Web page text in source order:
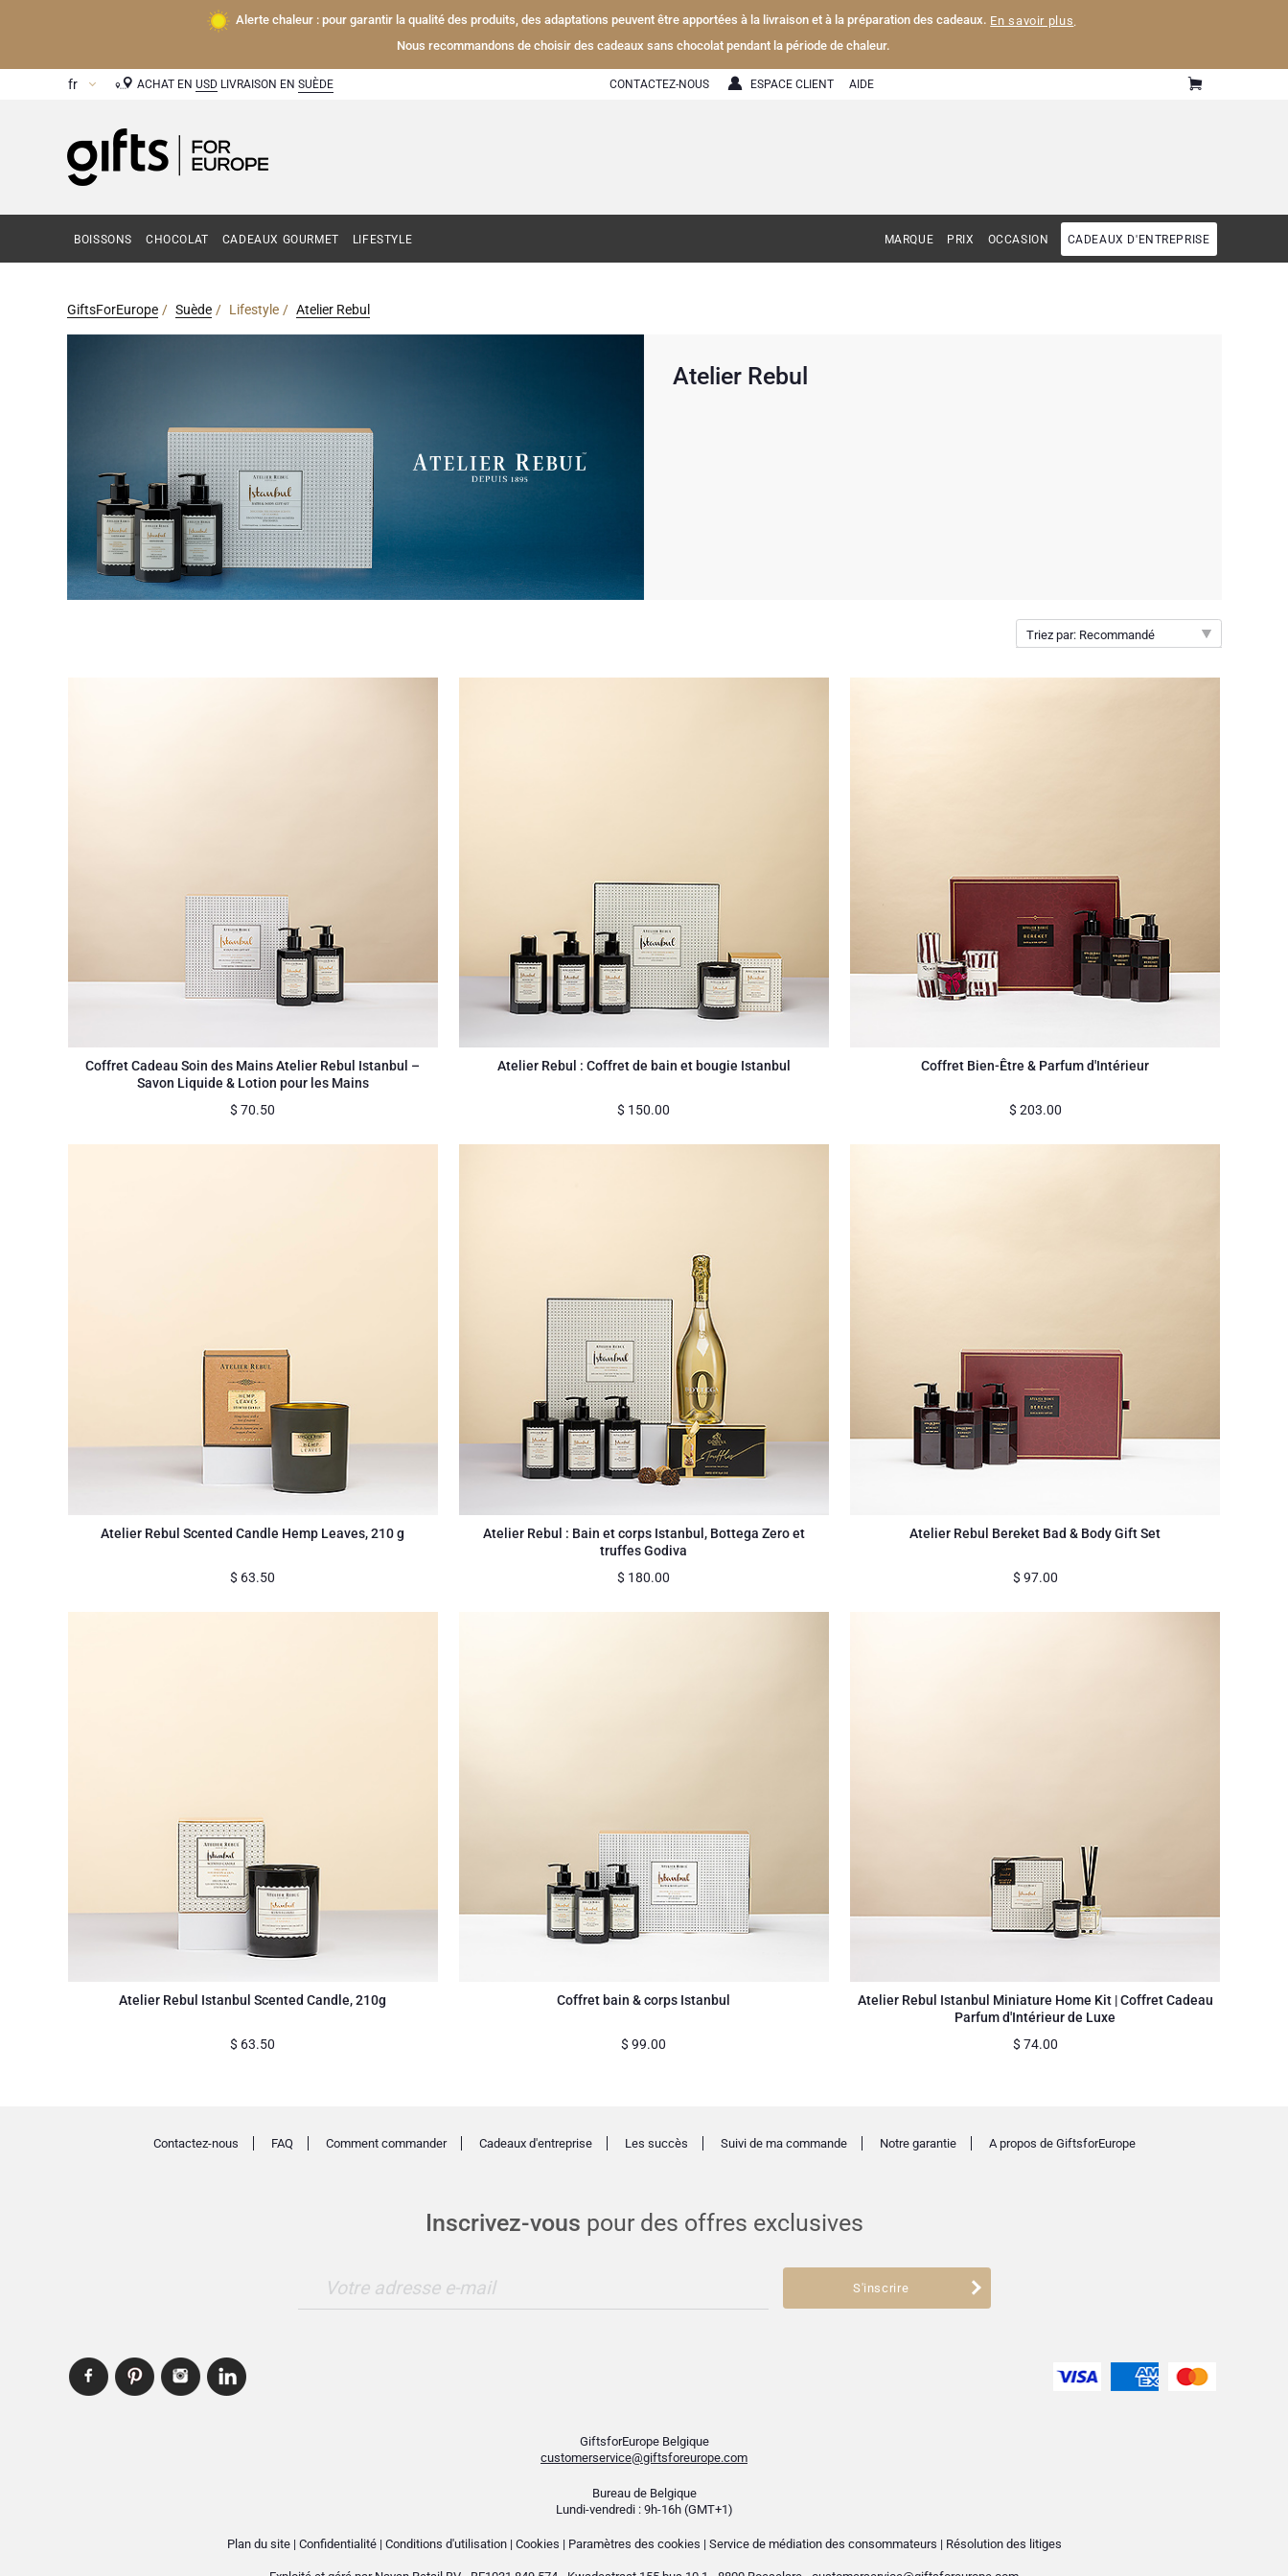
Alerte chaleur : pour garantir la qualité des produits, des adaptations peuvent être apportées à la livraison et à la préparation des cadeaux. En savoir plus.
Nous recommandons de choisir des cadeaux sans chocolat pendant la période de chaleur.
ACHAT EN USD LIVRAISON EN SUÈDE CONTACTEZ-NOUS ESPACE CLIENT AIDE
BOISSONS CHOCOLAT CADEAUX GOURMET LIFESTYLE MARQUE PRIX OCCASION CADEAUX D'ENTREPRISE
GiftsForEurope Suède Lifestyle Atelier Rebul
Atelier Rebul
Triez par: Recommandé
Coffret Cadeau Soin des Mains Atelier Rebul Istanbul –
Savon Liquide & Lotion pour les Mains
$ 70.50
Atelier Rebul : Coffret de bain et bougie Istanbul
$ 150.00
Coffret Bien-Être & Parfum d'Intérieur
$ 203.00
Atelier Rebul Scented Candle Hemp Leaves, 210 g
$ 63.50
Atelier Rebul : Bain et corps Istanbul, Bottega Zero et
truffes Godiva
$ 180.00
Atelier Rebul Bereket Bad & Body Gift Set
$ 97.00
Atelier Rebul Istanbul Scented Candle, 210g
$ 63.50
Coffret bain & corps Istanbul
$ 99.00
Atelier Rebul Istanbul Miniature Home Kit | Coffret Cadeau
Parfum d'Intérieur de Luxe
$ 74.00
Inscrivez-vous pour des offres exclusives
Votre adresse e-mail S'inscrire
Contactez-nous FAQ Comment commander Cadeaux d'entreprise Les succès Suivi de ma commande Notre garantie A propos de GiftsforEurope
GiftsforEurope Belgique
customerservice@giftsforeurope.com
Bureau de Belgique
Lundi-vendredi : 9h-16h (GMT+1)
Plan du site| Confidentialité| Conditions d'utilisation| Cookies | Paramètres des cookies | Service de médiation des consommateurs | Résolution des litiges